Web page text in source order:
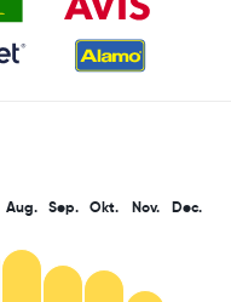
Aug. Sep. Okt. Nov. Dec.